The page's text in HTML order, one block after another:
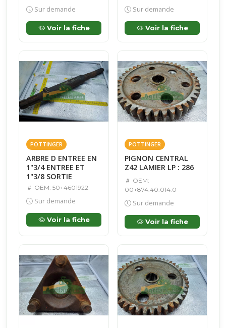
Sur demande
Voir la fiche
Sur demande
Voir la fiche
POTTINGER
ARBRE D ENTREE EN
1"3/4 ENTREE ET
1"3/8 SORTIE
OEM: 50+4601922
Sur demande
Voir la fiche
POTTINGER
PIGNON CENTRAL
Z42 LAMIER LP : 286
OEM:
00+874.40.014.0
Sur demande
Voir la fiche